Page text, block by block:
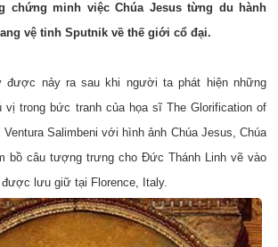
chứng minh việc Chúa Jesus từng du hành
vệ tinh Sputnik về thế giới cổ đại.
được nảy ra sau khi người ta phát hiện những
vị trong bức tranh của họa sĩ The Glorification of
Salimbeni với hình ảnh Chúa Jesus, Chúa
bồ câu tượng trưng cho Đức Thánh Linh vẽ vào
được lưu giữ tại Florence, Italy.